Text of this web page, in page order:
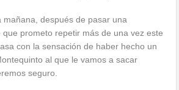
mañana, después de pasar una
prometo repetir más de una vez este
con la sensación de haber hecho un
al que le vamos a sacar
seguro.